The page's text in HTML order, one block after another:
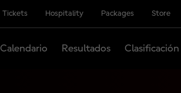
Tickets Hospitality Packages Store
Calendario Resultados Clasificación